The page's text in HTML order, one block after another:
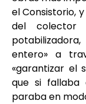
el Consistorio,
del colector
entero» a
«garantizar el
que si fallaba
paraba en